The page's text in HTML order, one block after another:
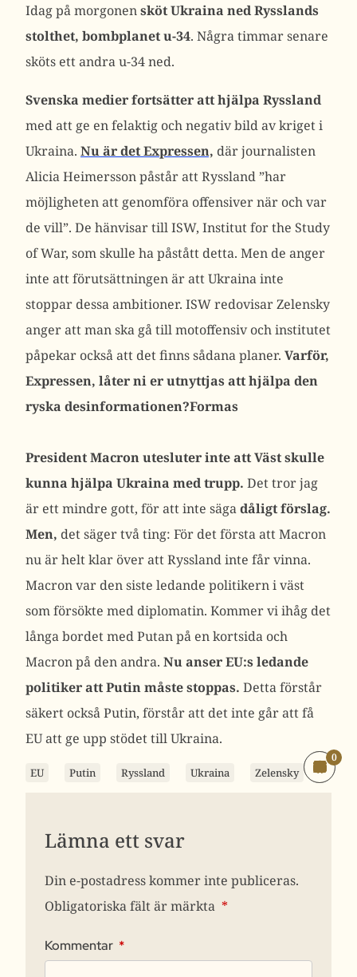
Idag på morgonensköt Ukraina ned Rysslands
stolthet, bombplanet u-34. Några timmar senare
sköts ett andra u-34 ned.
Svenska medier fortsätter att hjälpa Ryssland
med att ge en felaktig och negativ bild av kriget i
Ukraina. Nu är det Expressen, där journalisten
Alicia Heimersson påstår att Ryssland ”har
möjligheten att genomföra offensiver när och var
de vill”. De hänvisar till ISW, Institut for the Study
of War, som skulle ha påstått detta. Men de anger
inte att förutsättningen är att Ukraina inte
stoppar dessa ambitioner. ISW redovisar Zelensky
anger att man ska gå till motoffensiv och institutet
påpekar också att det finns sådana planer. Varför,
Expressen, låter ni er utnyttjas att hjälpa den
ryska desinformationen?Formas
President Macron utesluter inte att Väst skulle
kunna hjälpa Ukraina med trupp. Det tror jag
är ett mindre gott, för att inte sägadåligt förslag.
Men, det säger två ting: För det första att Macron
nu är helt klar över att Ryssland inte får vinna.
Macron var den siste ledande politikern i väst
som försökte med diplomatin. Kommer vi ihåg det
långa bordet med Putan på en kortsida och
Macron på den andra. Nu anser EU:s ledande
politiker att Putin måste stoppas. Detta förstår
säkert också Putin, förstår att det inte går att få
EU att ge upp stödet till Ukraina.
EU Putin Ryssland Ukraina Zelensky
0
Lämna ett svar
Din e-postadress kommer inte publiceras.
Obligatoriska fält är märkta *
Kommentar *